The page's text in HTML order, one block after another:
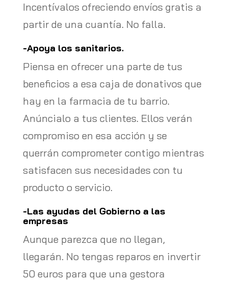
Incentívalos ofreciendo envíos gratis a
partir de una cuantía. No falla.
-Apoya los sanitarios.
Piensa en ofrecer una parte de tus
beneficios a esa caja de donativos que
hay en la farmacia de tu barrio.
Anúncialo a tus clientes. Ellos verán
compromiso en esa acción y se
querrán comprometer contigo mientras
satisfacen sus necesidades con tu
producto o servicio.
-Las ayudas del Gobierno a las
empresas
Aunque parezca que no llegan,
llegarán. No tengas reparos en invertir
50 euros para que una gestora